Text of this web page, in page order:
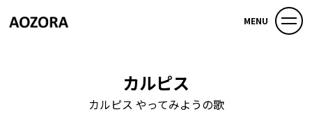
MENU
カルピス
カルピス やってみようの歌